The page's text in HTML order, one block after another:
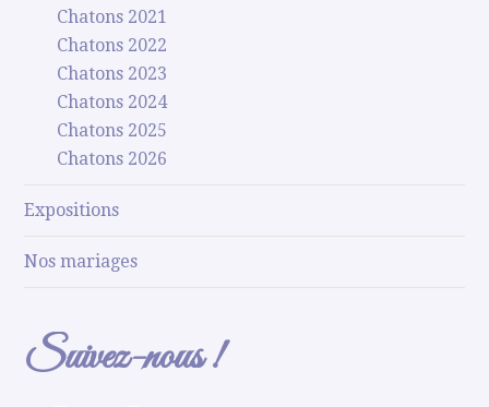
Chatons 2021
Chatons 2022
Chatons 2023
Chatons 2024
Chatons 2025
Chatons 2026
Expositions
Nos mariages
Suivez-nous !